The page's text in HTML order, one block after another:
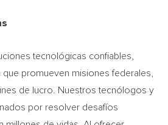
tecnológicas confiables,
promueven misiones federales,
de lucro. Nuestros tecnólogos y
por resolver desafíos